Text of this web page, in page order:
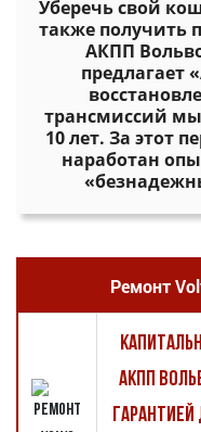
Уберечь свой
также получить
АКПП
предлагает
трансмиссий
10 лет. За этот
наработан
Ремонт
АКПП